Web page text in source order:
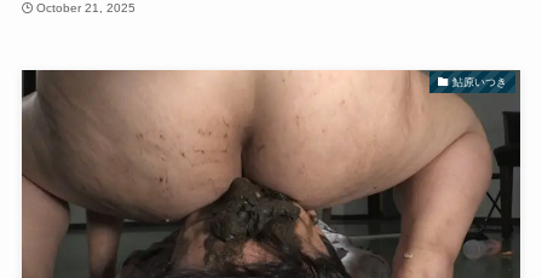
October 21, 2025
鮎原いつき